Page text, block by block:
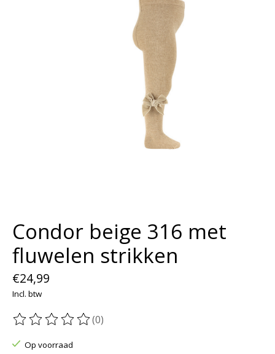
Condor beige 316 met
fluwelen strikken
€24,99
Incl. btw
De beoordeling van dit product is
(0)
Op voorraad